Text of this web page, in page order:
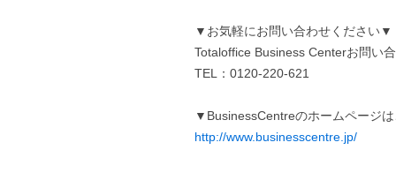
▼お気軽にお問い合わせください▼
Totaloffice Business Centerお問い
TEL：0120-220-621
▼BusinessCentreのホームページ
http://www.businesscentre.jp/